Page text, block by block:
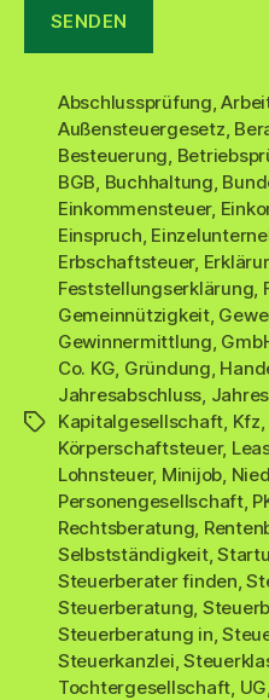
Schlagwörter
Abschlussprüfung ,
Außensteuergesetz
Besteuerung
BGB Buchhaltung
Einkommensteuer,
Einspruch
Erbschaftsteuer,
Feststellungserklärung
Gemeinnützigkeit,
Gewinnermittlung
Co. KG Gründung
Jahresabschluss
Kapitalgesellschaft Kfz
Körperschaftsteuer,
Lohnsteuer, Minijob
Personengesellschaft,
Rechtsberatung
Selbstständigkeit,
Steuerberater finden ,
Steuerberatung
Steuerberatung in ,
Steuerkanzlei ,
Tochtergesellschaft UG